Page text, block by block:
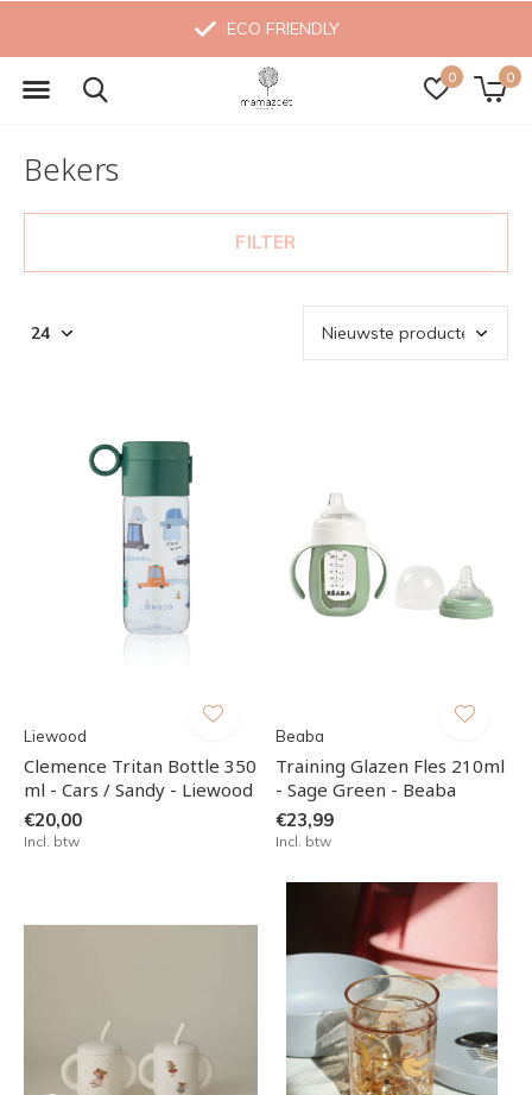
0 0
MADE WITH LOVE
Bekers
FILTER
Liewood
Clemence Tritan Bottle 350
ml - Cars / Sandy - Liewood
€20,00
Incl. btw
Beaba
Training Glazen Fles 210ml
- Sage Green - Beaba
€23,99
Incl. btw